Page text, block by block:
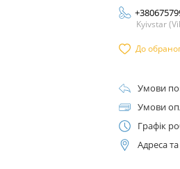
Kyivstar
До
Умови
Умови
Графік
Адреса